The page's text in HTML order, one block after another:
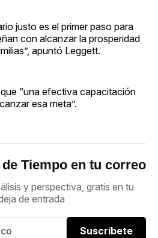
justo es el primer paso para
con alcanzar la prosperidad
apuntó Leggett.
“una efectiva capacitación
esa meta”.
Tiempo en tu correo
y perspectiva, gratis en tu
de entrada
Suscríbete